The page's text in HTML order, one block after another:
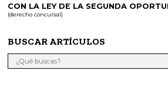
CON LA LEY DE LA SEGUNDA
(derecho concursal)
BUSCAR ARTÍCULOS